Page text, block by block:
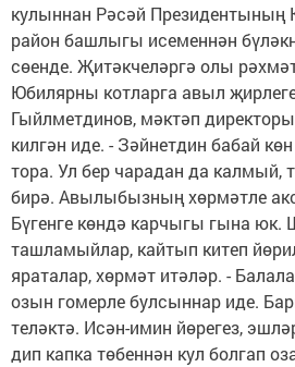
кулыннан Рәсәй Президентының
район башлыгы исеменнән
сөенде. Җитәкчеләргә олы
Юбилярны котларга авыл
Гыйлметдинов, мәктәп
килгән иде. - Зәйнетдин бабай
тора. Ул бер чарадан да калмый,
бирә. Авылыбызның хөрмәтле
Бүгенге көндә карчыгы гына юк.
ташламыйлар, кайтып китеп
яраталар, хөрмәт итәләр. -
озын гомерле булсыннар иде.
теләктә. Исән-имин йөрегез,
дип капка төбеннән кул болгап